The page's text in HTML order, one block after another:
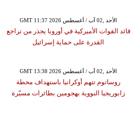
GMT 11:37 2026 الأحد ,02 آب / أغسطس
قائد القوات الأميركية في أوروبا يحذر من تراجع
القدرة على حماية إسرائيل
GMT 13:38 2026 الأحد ,02 آب / أغسطس
روساتوم تتهم أوكرانيا باستهداف محطة
زابوريجيا النووية بهجومين بطائرات مسيّرة